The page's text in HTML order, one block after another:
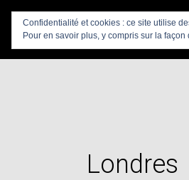
Londres
Confidentialité et cookies : ce site utilise
Pour en savoir plus, y compris sur la